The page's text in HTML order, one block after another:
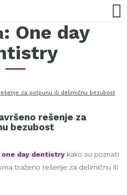
One day
rešenje za
bezubost
one day dentistry kako su poznati
traženo rešenje za delimičnu ili